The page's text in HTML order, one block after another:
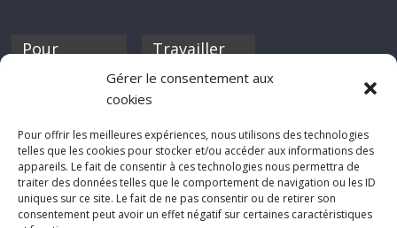
Gérer le consentement aux
cookies
Pour offrir les meilleures expériences, nous utilisons des technologies
telles que les cookies pour stocker et/ou accéder aux informations des
appareils. Le fait de consentir à ces technologies nous permettra de
traiter des données telles que le comportement de navigation ou les ID
uniques sur ce site. Le fait de ne pas consentir ou de retirer son
consentement peut avoir un effet négatif sur certaines caractéristiques
Pour
discothèque
Travailler
Si tu souhaites
Rocknfool, n'hésite
pas à nous envoyer
tes chroniques de
concerts, de films,
séries ou des billets
d'humeur :